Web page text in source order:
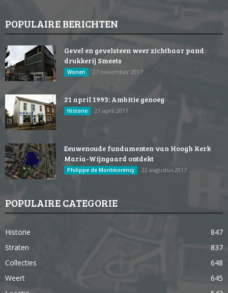
POPULAIRE BERICHTEN
Gevel en gevelsteen weer zichtbaar pand
drukkerij Smeets
Wonen 27 november 2017
21 april 1993: Ambitie genoeg
Historie 21 april 2017
Eeuwenoude fundamenten van Hoogh Kerk
Maria-Wijngaard ontdekt
Philippe de Montmorency 22 augustus 2017
POPULAIRE CATEGORIE
Historie
847
Straten
837
Collecties
648
Weert
645